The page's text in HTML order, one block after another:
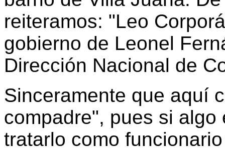
reiteramos: "Leo
gobierno de Leonel
Dirección Nacional de
Sinceramente que aquí
compadre", pues si
tratarlo como